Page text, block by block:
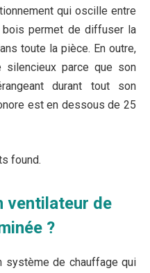
qui oscille entre
bois permet de diffuser la
toute la pièce. En outre,
silencieux parce que son
durant tout son
est en dessous de 25
found.
ventilateur de
?
système de chauffage qui